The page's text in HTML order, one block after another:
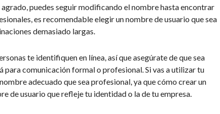
puedes seguir modificando el nombre hasta encontrar
es recomendable elegir un nombre de usuario que sea
demasiado largas.
te identifiquen en línea, así que asegúrate de que sea
comunicación formal o profesional. Si vas a utilizar tu
adecuado que sea profesional, ya que cómo crear un
de usuario que refleje tu identidad o la de tu empresa.